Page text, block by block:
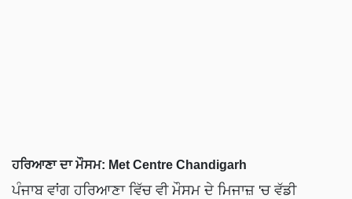
ਹਰਿਆਣਾ ਦਾ ਮੌਸਮ: Met Centre Chandigarh
ਪੰਜਾਬ ਵਾਂਗ ਹਰਿਆਣਾ ਵਿੱਚ ਵੀ ਮੌਸਮ ਦੇ ਮਿਜਾਜ਼ 'ਚ ਵੱਡੀ